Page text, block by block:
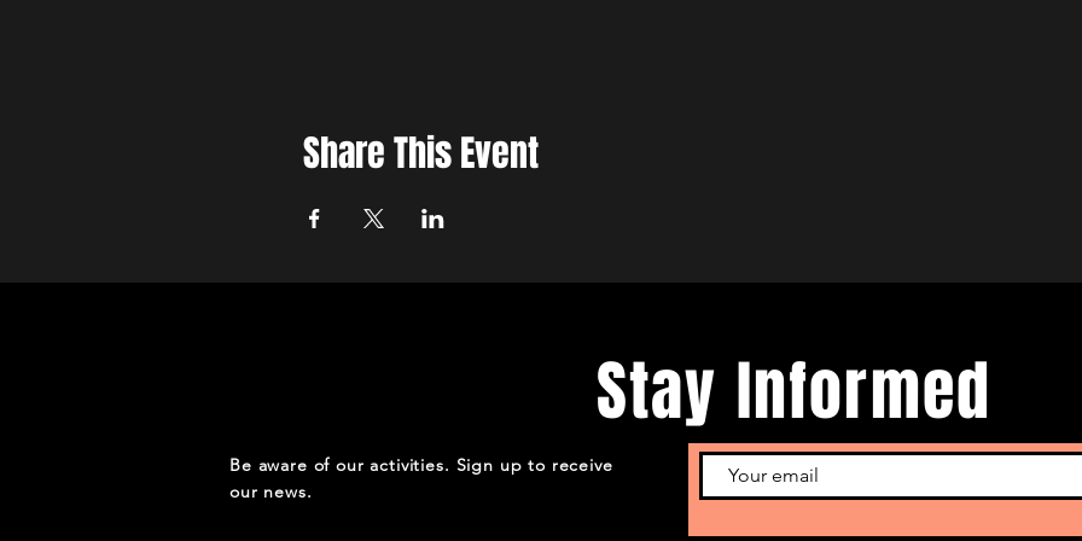
Share This Event
Stay Informed
Be aware of our activities. Sign up to receive
our news.